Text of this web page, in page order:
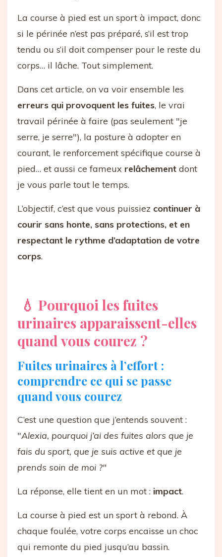
La course à pied est un sport à impact, donc
si le périnée n’est pas préparé, s’il est trop
tendu ou s’il doit compenser pour le reste du
corps… il lâche. Tout simplement.
Dans cet article, on va voir ensemble les
erreurs qui provoquent les fuites, le vrai
travail périnée à faire (pas seulement "je
serre, je serre"), la posture à adopter en
courant, le renforcement spécifique course à
pied… et aussi ce fameux relâchement dont
je vous parle tout le temps.
L’objectif, c’est que vous puissiez continuer à
courir sans honte, sans protections, et en
respectant le rythme d’adaptation de votre
corps.
💧 Pourquoi les fuites
urinaires apparaissent-elles
quand vous courez ?
Fuites urinaires à l’effort :
comprendre ce qui se passe
quand vous courez
C’est une question que j’entends souvent :
"Alexia, pourquoi j’ai des fuites alors que je
fais du sport, que je suis active et que je
prends soin de moi ?"
La réponse, elle tient en un mot : impact.
La course à pied est un sport à rebond. À
chaque foulée, votre corps encaisse un choc
qui remonte du pied jusqu’au bassin.